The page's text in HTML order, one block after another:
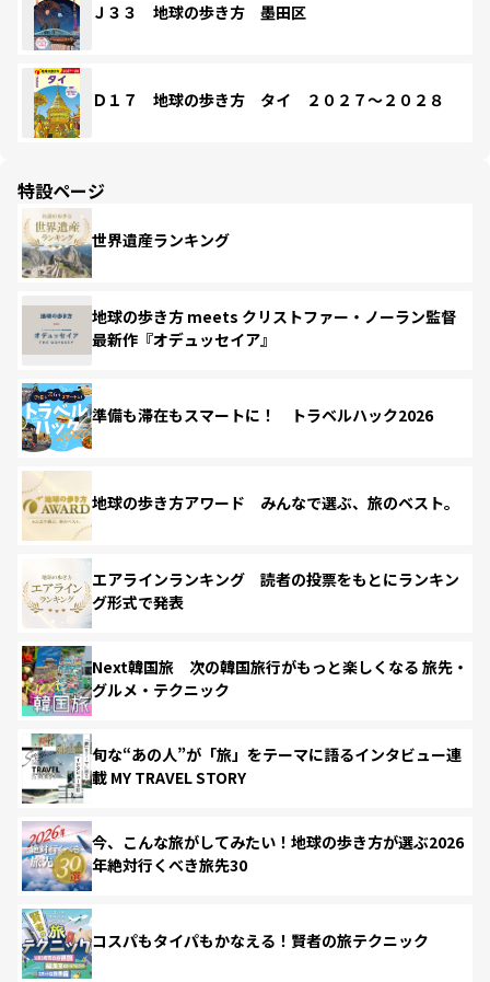
Ｊ３３ 地球の歩き方 墨田区
Ｄ１７ 地球の歩き方 タイ ２０２７～２０２８
特設ページ
世界遺産ランキング
地球の歩き方 meets クリストファー・ノーラン監督
最新作『オデュッセイア』
準備も滞在もスマートに！ トラベルハック2026
地球の歩き方アワード みんなで選ぶ、旅のベスト。
エアラインランキング 読者の投票をもとにランキン
グ形式で発表
Next韓国旅 次の韓国旅行がもっと楽しくなる 旅先・
グルメ・テクニック
旬な“あの人”が「旅」をテーマに語るインタビュー連
載 MY TRAVEL STORY
今、こんな旅がしてみたい！地球の歩き方が選ぶ2026
年絶対行くべき旅先30
コスパもタイパもかなえる！賢者の旅テクニック